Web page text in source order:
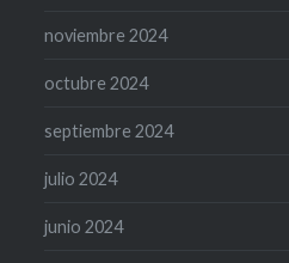
noviembre 2024
octubre 2024
septiembre 2024
julio 2024
junio 2024